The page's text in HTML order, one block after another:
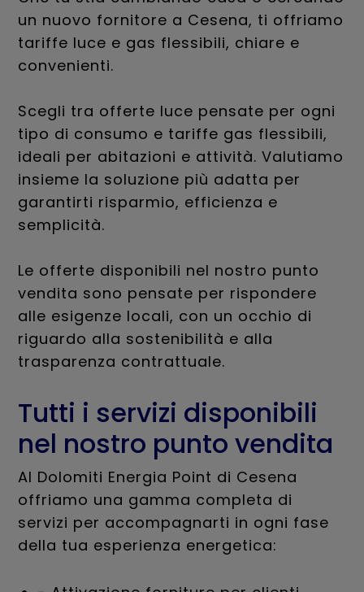
un nuovo fornitore a Cesena, ti offriamo
tariffe luce e gas flessibili, chiare e
convenienti.
Scegli tra offerte luce pensate per ogni
tipo di consumo e tariffe gas flessibili,
ideali per abitazioni e attività. Valutiamo
insieme la soluzione più adatta per
garantirti risparmio, efficienza e
semplicità.
Le offerte disponibili nel nostro punto
vendita sono pensate per rispondere
alle esigenze locali, con un occhio di
riguardo alla sostenibilità e alla
trasparenza contrattuale.
Tutti i servizi disponibili
nel nostro punto vendita
Al Dolomiti Energia Point di Cesena
offriamo una gamma completa di
servizi per accompagnarti in ogni fase
della tua esperienza energetica: